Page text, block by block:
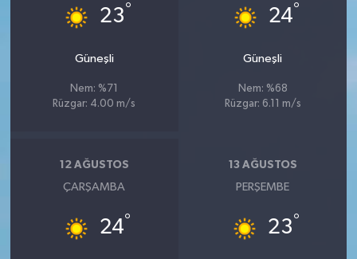
23°
Güneşli
Nem: %71
Rüzgar: 4.00 m/s
24°
Güneşli
Nem: %68
Rüzgar: 6.11 m/s
12 AĞUSTOS
ÇARŞAMBA
24°
13 AĞUSTOS
PERŞEMBE
23°